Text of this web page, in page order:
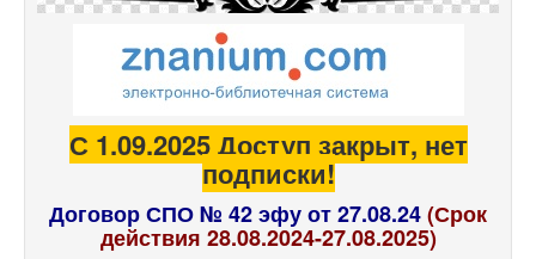
С 1.09.2025 Доступ закрыт, нет
подписки!
Договор СПО № 42 эфу от 27.08.24(Срок
действия 28.08.2024-27.08.2025)